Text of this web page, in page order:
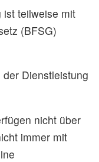
ist teilweise mit
(BFSG)
Dienstleistung
nicht über
immer mit